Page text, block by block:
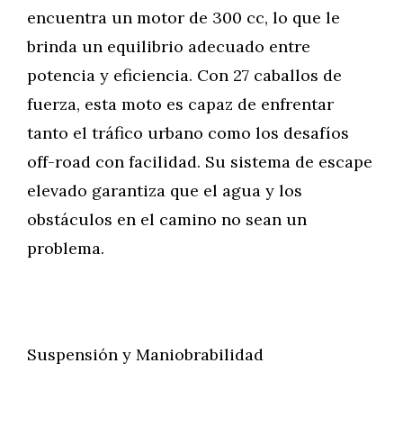
encuentra un motor de 300 cc, lo que le
brinda un equilibrio adecuado entre
potencia y eficiencia. Con 27 caballos de
fuerza, esta moto es capaz de enfrentar
tanto el tráfico urbano como los desafíos
off-road con facilidad. Su sistema de escape
elevado garantiza que el agua y los
obstáculos en el camino no sean un
problema.
Suspensión y Maniobrabilidad